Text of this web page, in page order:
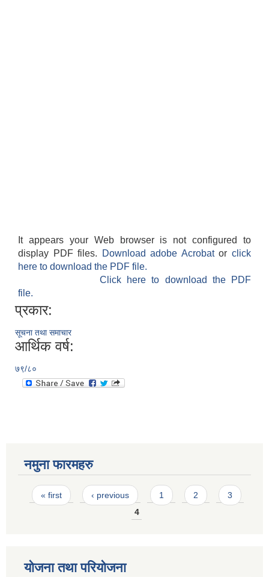
It appears your Web browser is not configured to
display PDF files.
Download adobe Acrobatorclick
here to download the PDF file.
Click here to download the PDF
file.
प्रकार:
सूचना तथा समाचार
आर्थिक वर्ष:
७९/८०
नमुना फारमहरु
Pages
« first ‹ previous 1 2
3
4
योजना तथा परियोजना